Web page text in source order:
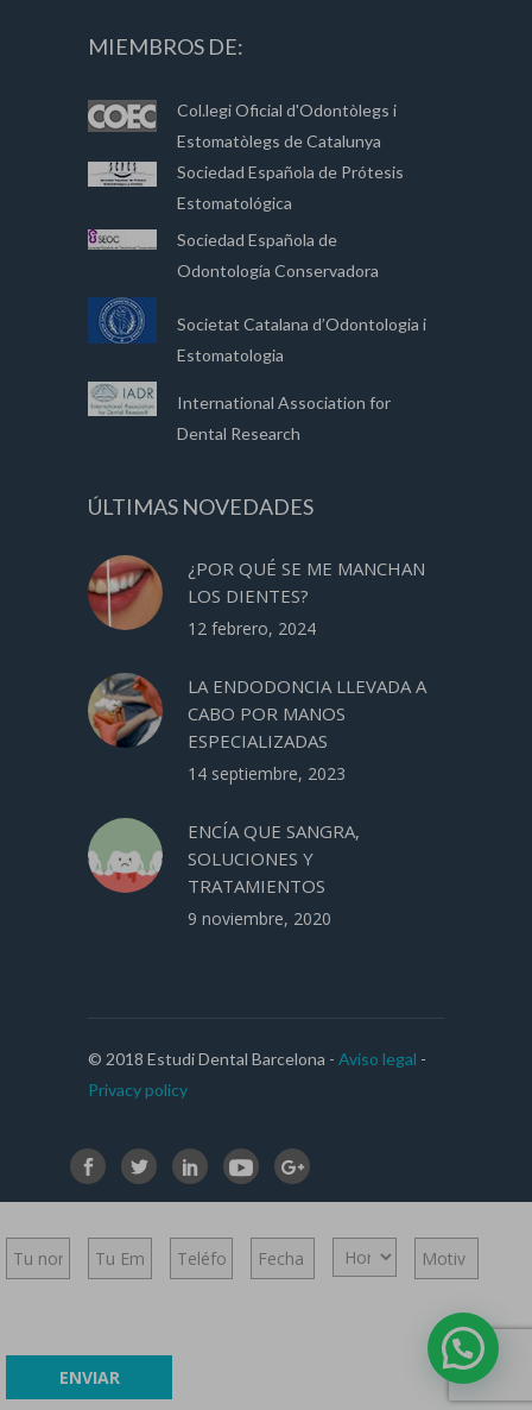
MIEMBROS DE:
Col.legi Oficial d'Odontòlegs i
Estomatòlegs de Catalunya
Sociedad Española de Prótesis
Estomatológica
Sociedad Española de
Odontología Conservadora
Societat Catalana d’Odontologia i
Estomatologia
International Association for
Dental Research
ÚLTIMAS NOVEDADES
¿POR QUÉ SE ME MANCHAN
LOS DIENTES?
12 febrero, 2024
LA ENDODONCIA LLEVADA A
CABO POR MANOS
ESPECIALIZADAS
14 septiembre, 2023
ENCÍA QUE SANGRA,
SOLUCIONES Y
TRATAMIENTOS
9 noviembre, 2020
© 2018 Estudi Dental Barcelona - Aviso legal -
Privacy policy